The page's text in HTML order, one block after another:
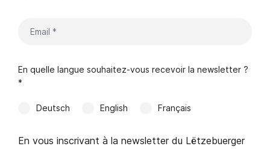
En quelle langue souhaitez-vous recevoir la newsletter ?
*
Deutsch English Français
En vous inscrivant à la newsletter du Lëtzebuerger